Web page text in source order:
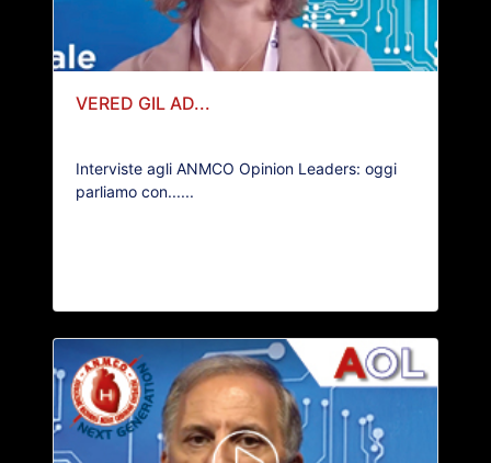
VERED GIL AD...
Interviste agli ANMCO Opinion Leaders: oggi
parliamo con......